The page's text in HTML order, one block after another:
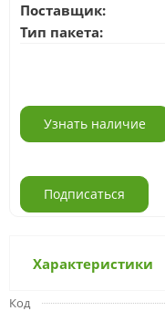
Поставщик:
Тип пакета:
Узнать наличие
Подписаться
Характеристики
Код